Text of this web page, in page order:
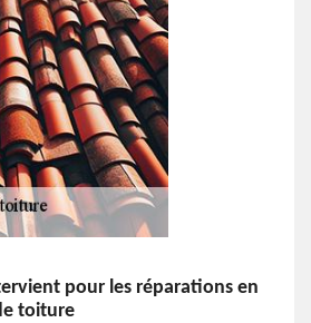
pour les réparations en
toiture